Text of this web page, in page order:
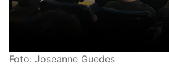
Foto: Joseanne Guedes